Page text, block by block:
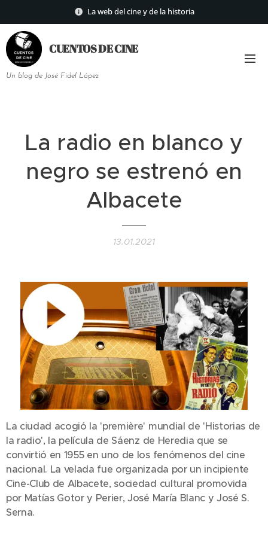
La web del cine y de la historia
CUENTOS DECINE
Un blog de José Fidel López
La radio en blanco y
negro se estrenó en
Albacete
13.01.2021
La ciudad acogió la 'première' mundial de 'Historias de
la radio', la película de Sáenz de Heredia que se
convirtió en 1955 en uno de los fenómenos del cine
nacional. La velada fue organizada por un incipiente
Cine-Club de Albacete, sociedad cultural promovida
por Matías Gotor y Perier, José María Blanc y José S.
Serna.